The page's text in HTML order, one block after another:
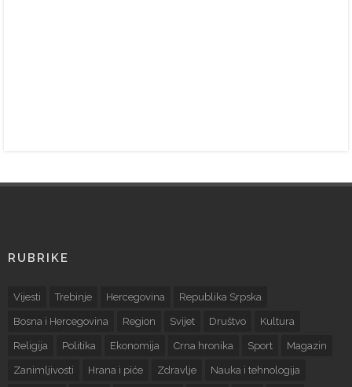
RUBRIKE
Vijesti Trebinje Hercegovina Republika Srpska
Bosna i Hercegovina Region Svijet Društvo Kultura
Religija Politika Ekonomija Crna hronika Sport Magazin
Zanimljivosti Hrana i piće Zdravlje Nauka i tehnologija